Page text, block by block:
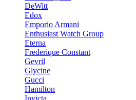
DeWitt
Edox
Emporio Armani
Enthusiast Watch Group
Eterna
Frederique Constant
Gevril
Glycine
Gucci
Hamilton
Invicta